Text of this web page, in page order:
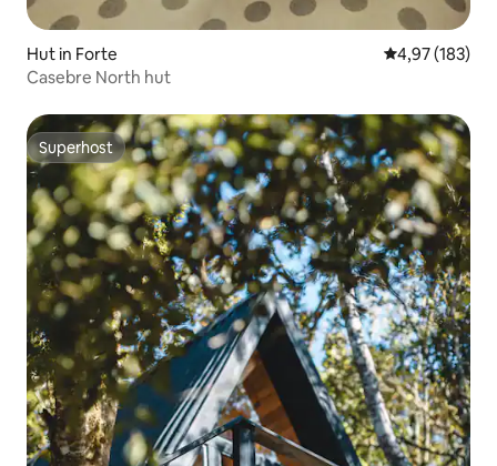
Hut in Forte Gemiddelde
4,97 (183)
Casebre North hut
Superhost
Superhost